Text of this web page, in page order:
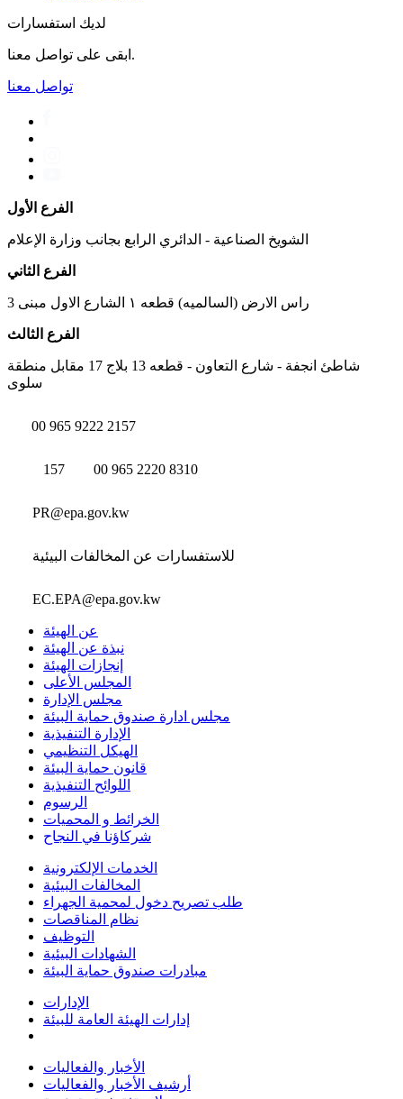
لديك استفسارات
ابقى على تواصل معنا.
تواصل معنا
الفرع الأول
الشويخ الصناعية - الدائري الرابع بجانب وزارة الإعلام
الفرع الثاني
راس الارض (السالميه) قطعه ١ الشارع الاول مبنى 3
الفرع الثالث
شاطئ انجفة - شارع التعاون - قطعه 13 بلاج 17 مقابل منطقة
سلوى
00 965 9222 2157
157 00 965 2220 8310
PR@epa.gov.kw
للاستفسارات عن المخالفات البيئية
EC.EPA@epa.gov.kw
عن الهيئة
نبذة عن الهيئة
إنجازات الهيئة
المجلس الأعلى
مجلس الإدارة
مجلس ادارة صندوق حماية البيئة
الإدارة التنفيذية
الهيكل التنظيمي
قانون حماية البيئة
اللوائح التنفيذية
الرسوم
الخرائط و المحميات
شركاؤنا في النجاح
الخدمات الإلكترونية
المخالفات البيئية
طلب تصريح دخول لمحمية الجهراء
نظام المناقصات
التوظيف
الشهادات البيئية
مبادرات صندوق حماية البيئة
الإدارات
إدارات الهيئة العامة للبيئة
الأخبار والفعاليات
أرشيف الأخبار والفعاليات